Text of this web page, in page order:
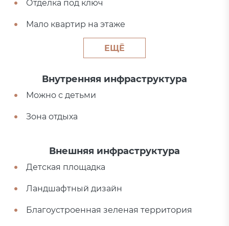
Отделка под ключ
Мало квартир на этаже
ЕЩЁ
Внутренняя инфраструктура
Можно с детьми
Зона отдыха
Внешняя инфраструктура
Детская площадка
Ландшафтный дизайн
Благоустроенная зеленая территория